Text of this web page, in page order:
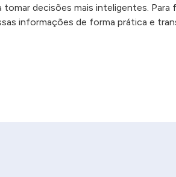
decisões mais inteligentes.
informações de forma prática e